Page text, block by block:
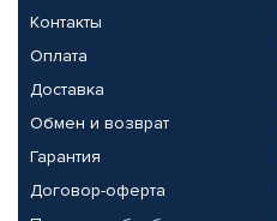
Контакты
Оплата
Доставка
Обмен и возврат
Гарантия
Договор-оферта